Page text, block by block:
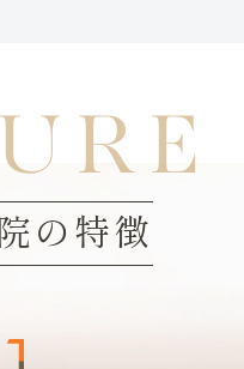
の特徴